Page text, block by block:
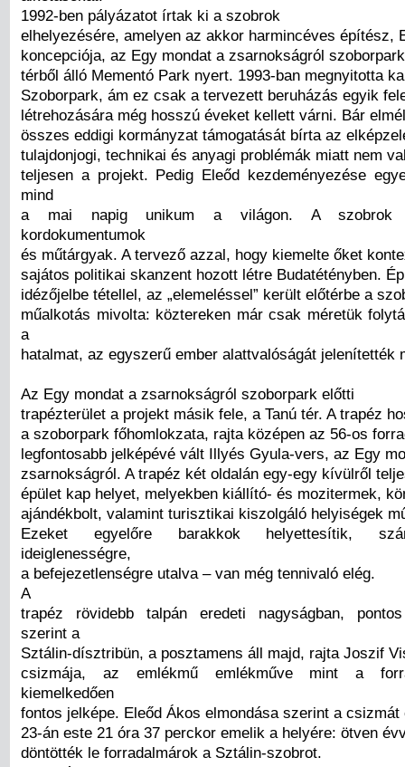
1992-ben pályázatot írtak ki a szobrok
elhelyezésére, amelyen az akkor harmincéves építész,
koncepciója, az Egy mondat a zsarnokságról
térből álló Mementó Park nyert. 1993-ban megnyitotta
Szoborpark, ám ez csak a tervezett beruházás egyik
létrehozására még hosszú éveket kellett várni. Bár
összes eddigi kormányzat támogatását bírta az
tulajdonjogi, technikai és anyagi problémák miatt nem
teljesen a projekt. Pedig Eleőd kezdeményezése
mind
a mai napig unikum a világon. A szobrok
kordokumentumok
és műtárgyak. A tervező azzal, hogy kiemelte őket
sajátos politikai skanzent hozott létre Budatétényben.
idézőjelbe tétellel, az „elemeléssel” került előtérbe a
műalkotás mivolta: köztereken már csak méretük
a
hatalmat, az egyszerű ember alattvalóságát jelenítették
Az Egy mondat a zsarnokságról szoborpark előtti
trapézterület a projekt másik fele, a Tanú tér. A trapéz
a szoborpark főhomlokzata, rajta középen az 56-os
legfontosabb jelképévé vált Illyés Gyula-vers, az Egy
zsarnokságról. A trapéz két oldalán egy-egy kívülről
épület kap helyet, melyekben kiállító- és mozitermek,
ajándékbolt, valamint turisztikai kiszolgáló helyiségek
Ezeket egyelőre barakkok helyettesítik,
ideiglenességre,
a befejezetlenségre utalva – van még tennivaló elég.
A
trapéz rövidebb talpán eredeti nagyságban,
szerint a
Sztálin-dísztribün, a posztamens áll majd, rajta Joszif
csizmája, az emlékmű emlékműve mint a
kiemelkedően
fontos jelképe. Eleőd Ákos elmondása szerint a
23-án este 21 óra 37 perckor emelik a helyére: ötven
döntötték le forradalmárok a Sztálin-szobrot.